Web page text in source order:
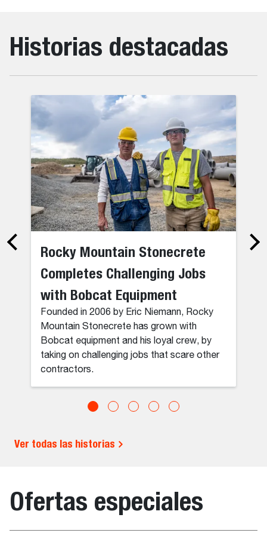
Historias destacadas
Rocky Mountain Stonecrete
Completes Challenging Jobs
with Bobcat Equipment
Founded in 2006 by Eric Niemann, Rocky
Mountain Stonecrete has grown with
Bobcat equipment and his loyal crew, by
taking on challenging jobs that scare other
contractors.
Ver todas las historias
Ofertas especiales